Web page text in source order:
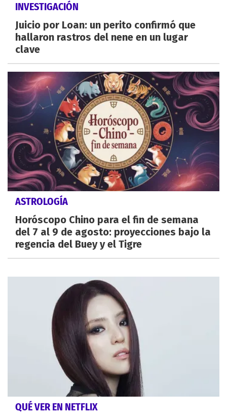
INVESTIGACIÓN
Juicio por Loan: un perito confirmó que
hallaron rastros del nene en un lugar
clave
ASTROLOGÍA
Horóscopo Chino para el fin de semana
del 7 al 9 de agosto: proyecciones bajo la
regencia del Buey y el Tigre
QUÉ VER EN NETFLIX